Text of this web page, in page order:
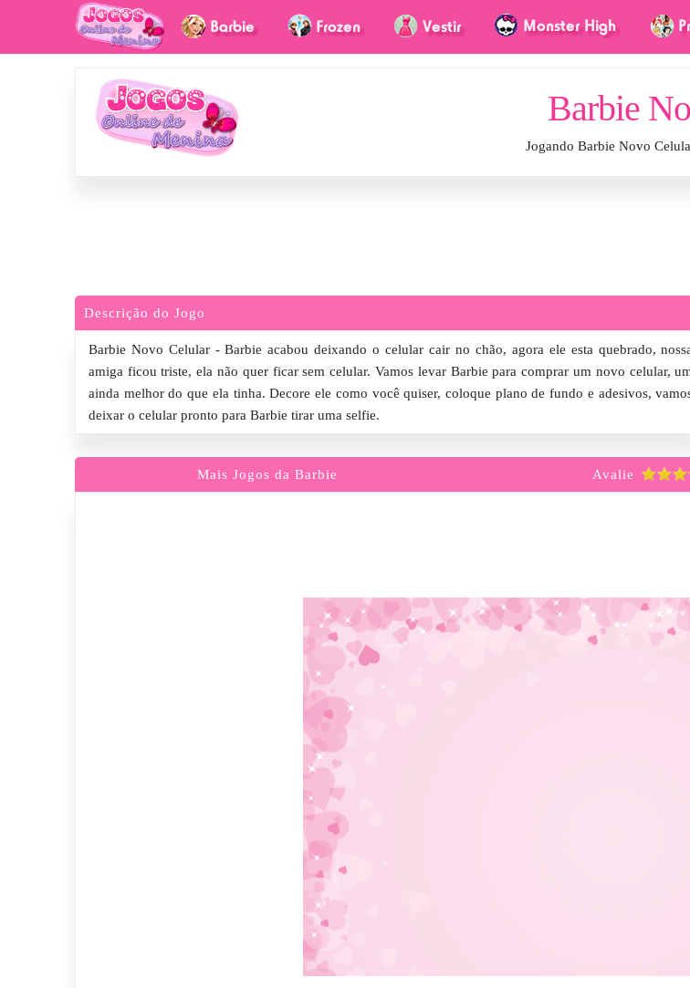
Barbie
Jogando Barbie Novo
Descrição do Jogo
Barbie Novo Celular - Barbie acabou deixando o celular cair no chão, agora ele esta quebrado,
amiga ficou triste, ela não quer ficar sem celular. Vamos levar Barbie para comprar um novo celular,
ainda melhor do que ela tinha. Decore ele como você quiser, coloque plano de fundo e adesivos,
deixar o celular pronto para Barbie tirar uma selfie.
Mais Jogos da Barbie Avalie